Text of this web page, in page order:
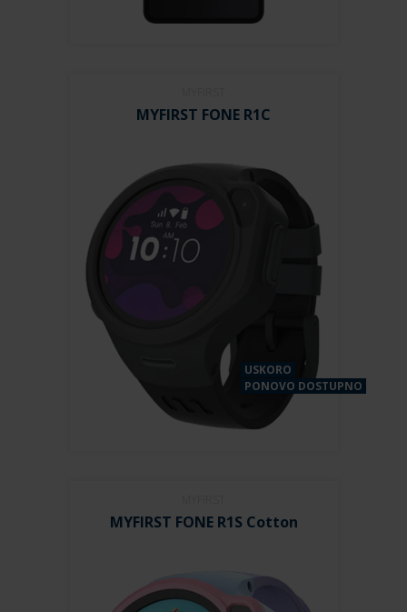
MYFIRST FONE R1C
USKORO
PONOVO DOSTUPNO
MYFIRST FONE R1S Cotton